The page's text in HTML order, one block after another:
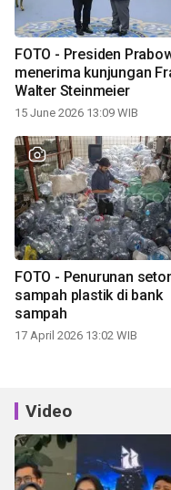
FOTO - Presiden
menerima kunjungan
Walter Steinmeier
15 June 2026 13:09 WIB
FOTO - Penurunan
sampah plastik di bank
sampah
17 April 2026 13:02 WIB
Video